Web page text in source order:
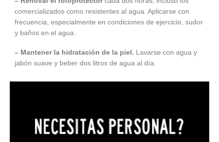
comercializados como resistentes al agua. Aplicarse con
frecuencia, especialmente en condiciones de ejercicio, sudor
y baños en el agua.
– Mantener la hidratación de la piel. Lavarse con agua y
jabón suave y beber dos litros de agua al día.